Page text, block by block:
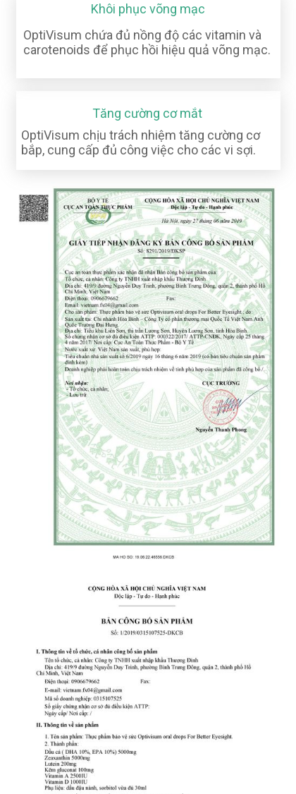
Tăng cường cơ mắt
OptiVisum chịu trách nhiệm tăng cường cơ
bắp, cung cấp đủ công việc cho các vi sợi.
Khôi phục võng mạc
OptiVisum chứa đủ nồng độ các vitamin và
carotenoids để phục hồi hiệu quả võng mạc.